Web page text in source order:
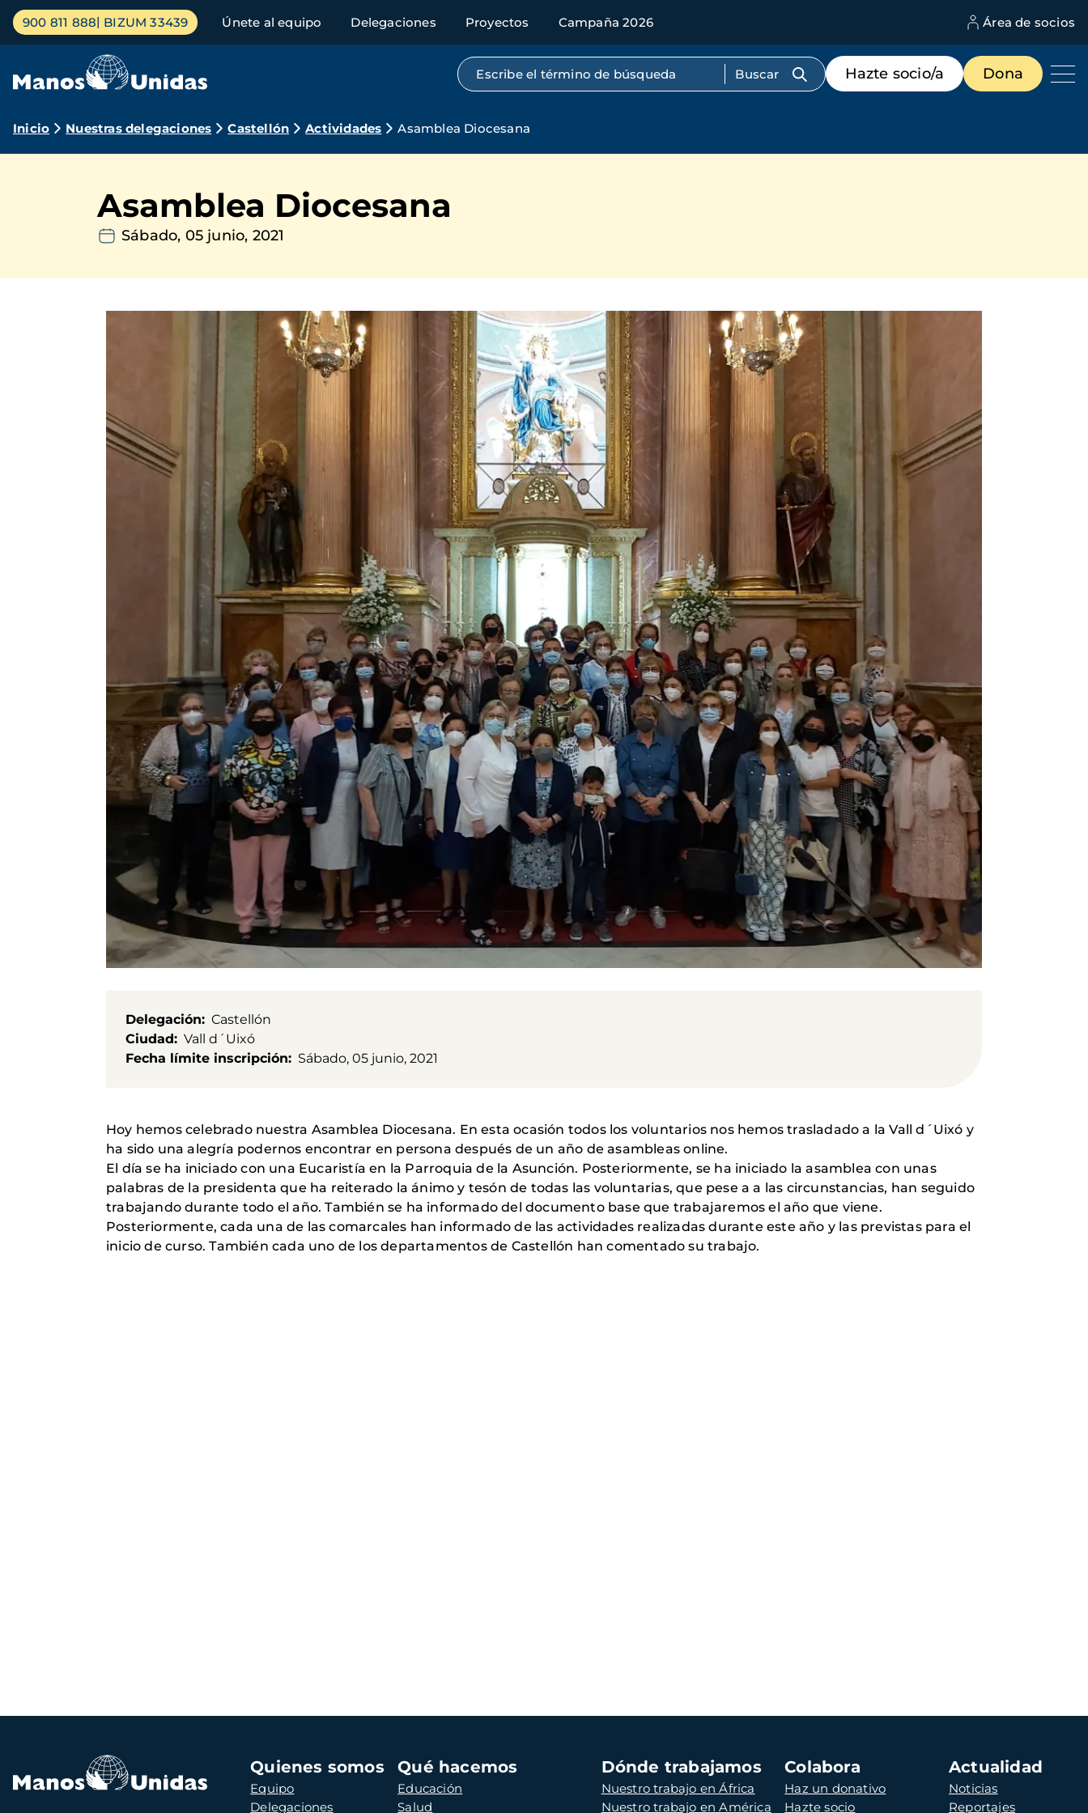
Pasar
contenido
Menú
principal
900 811 888 BIZUM 33439 Únete al equipo Delegaciones Proyectos Campaña 2026 Área de socios
Búsqueda por texto completo
Menú
de
destacados
Hazte socio/a Dona
Ruta
navegación
Inicio Nuestras delegaciones Castellón Actividades Asamblea Diocesana
Asamblea Diocesana
Sábado, 05 junio, 2021
Delegación
Castellón
Ciudad
Vall d´Uixó
Fecha límite inscripción
Sábado, 05 junio, 2021
Hoy hemos celebrado nuestra Asamblea Diocesana. En esta ocasión todos los voluntarios nos hemos trasladado a la Vall d´Uixó y
ha sido una alegría podernos encontrar en persona después de un año de asambleas online.
El día se ha iniciado con una Eucaristía en la Parroquia de la Asunción. Posteriormente, se ha iniciado la asamblea con unas
palabras de la presidenta que ha reiterado la ánimo y tesón de todas las voluntarias, que pese a a las circunstancias, han seguido
trabajando durante todo el año. También se ha informado del documento base que trabajaremos el año que viene.
Posteriormente, cada una de las comarcales han informado de las actividades realizadas durante este año y las previstas para el
inicio de curso. También cada uno de los departamentos de Castellón han comentado su trabajo.
Navegación
principal
Quienes somos
Equipo
Delegaciones
Qué hacemos
Educación
Salud
Dónde trabajamos
Nuestro trabajo en África
Nuestro trabajo en América
Colabora
Haz un donativo
Hazte socio
Actualidad
Noticias
Reportajes